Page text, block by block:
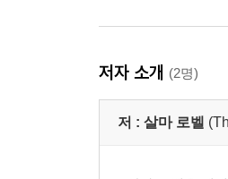
저자 소개 (2명)
저 : 살마 로벨